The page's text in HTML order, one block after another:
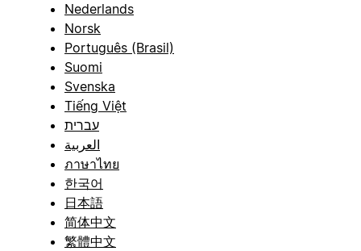
Nederlands
Norsk
Português (Brasil)
Suomi
Svenska
Tiếng Việt
עברית
العربية
ภาษาไทย
한국어
日本語
简体中文
繁體中文